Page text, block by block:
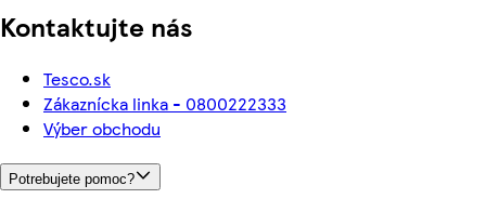
Kontaktujte nás
Tesco.sk
Zákaznícka linka - 0800222333
Výber obchodu
Potrebujete pomoc?